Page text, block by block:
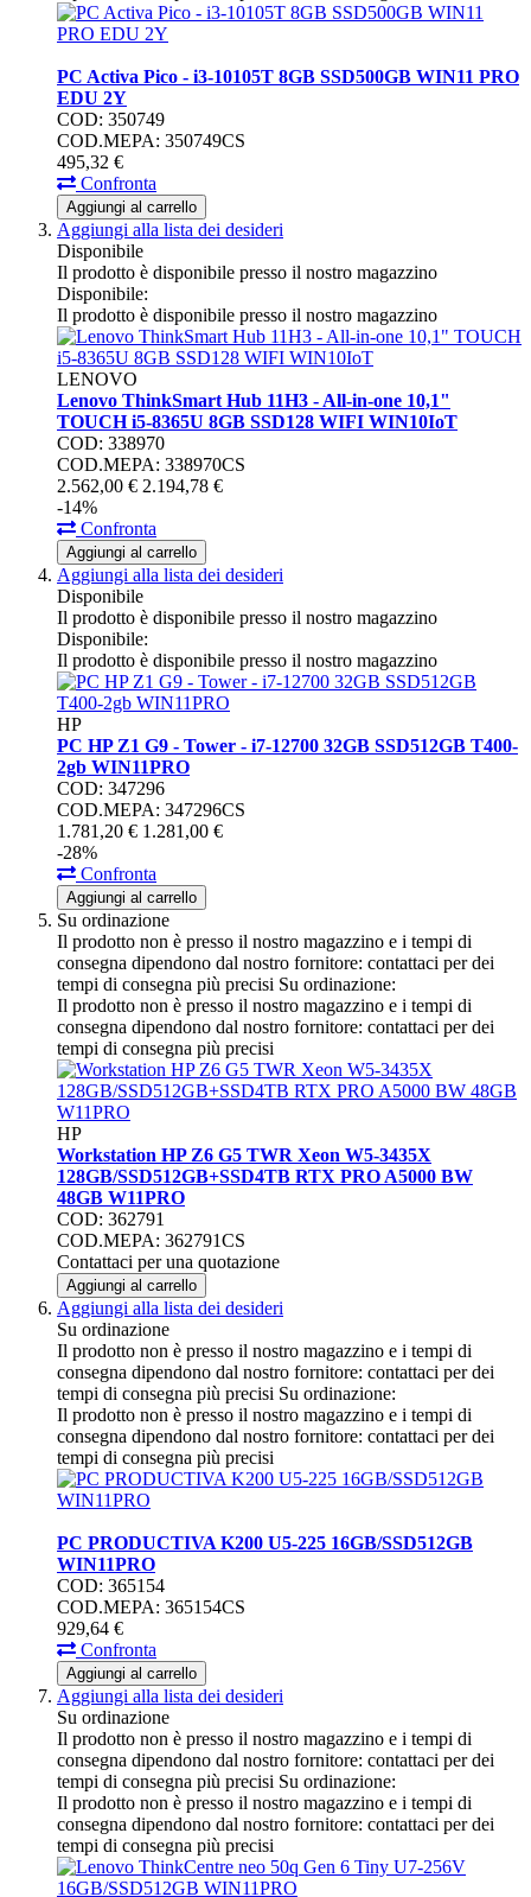
PC Activa Pico - i3-10105T 8GB SSD500GB WIN11 PRO
EDU 2Y
COD: 350749
COD.MEPA: 350749CS
495,32 €
Confronta
Aggiungi al carrello
Aggiungi alla lista dei desideri
Disponibile
Il prodotto è disponibile presso il nostro magazzino
Disponibile:
Il prodotto è disponibile presso il nostro magazzino
LENOVO
Lenovo ThinkSmart Hub 11H3 - All-in-one 10,1"
TOUCH i5-8365U 8GB SSD128 WIFI WIN10IoT
COD: 338970
COD.MEPA: 338970CS
2.562,00 € 2.194,78 €
-14%
Confronta
Aggiungi al carrello
Aggiungi alla lista dei desideri
Disponibile
Il prodotto è disponibile presso il nostro magazzino
Disponibile:
Il prodotto è disponibile presso il nostro magazzino
HP
PC HP Z1 G9 - Tower - i7-12700 32GB SSD512GB T400-
2gb WIN11PRO
COD: 347296
COD.MEPA: 347296CS
1.781,20 € 1.281,00 €
-28%
Confronta
Aggiungi al carrello
Su ordinazione
Il prodotto non è presso il nostro magazzino e i tempi di
consegna dipendono dal nostro fornitore: contattaci per dei
tempi di consegna più precisi Su ordinazione:
Il prodotto non è presso il nostro magazzino e i tempi di
consegna dipendono dal nostro fornitore: contattaci per dei
tempi di consegna più precisi
HP
Workstation HP Z6 G5 TWR Xeon W5-3435X
128GB/SSD512GB+SSD4TB RTX PRO A5000 BW
48GB W11PRO
COD: 362791
COD.MEPA: 362791CS
Contattaci per una quotazione
Aggiungi al carrello
Aggiungi alla lista dei desideri
Su ordinazione
Il prodotto non è presso il nostro magazzino e i tempi di
consegna dipendono dal nostro fornitore: contattaci per dei
tempi di consegna più precisi Su ordinazione:
Il prodotto non è presso il nostro magazzino e i tempi di
consegna dipendono dal nostro fornitore: contattaci per dei
tempi di consegna più precisi
PC PRODUCTIVA K200 U5-225 16GB/SSD512GB
WIN11PRO
COD: 365154
COD.MEPA: 365154CS
929,64 €
Confronta
Aggiungi al carrello
Aggiungi alla lista dei desideri
Su ordinazione
Il prodotto non è presso il nostro magazzino e i tempi di
consegna dipendono dal nostro fornitore: contattaci per dei
tempi di consegna più precisi Su ordinazione:
Il prodotto non è presso il nostro magazzino e i tempi di
consegna dipendono dal nostro fornitore: contattaci per dei
tempi di consegna più precisi